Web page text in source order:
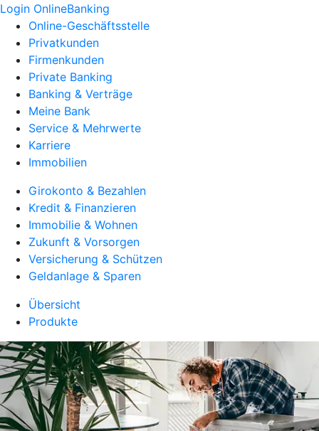
Login OnlineBanking
Online-Geschäftsstelle
Privatkunden
Firmenkunden
Private Banking
Banking & Verträge
Meine Bank
Service & Mehrwerte
Karriere
Immobilien
Girokonto & Bezahlen
Kredit & Finanzieren
Immobilie & Wohnen
Zukunft & Vorsorgen
Versicherung & Schützen
Geldanlage & Sparen
Übersicht
Produkte